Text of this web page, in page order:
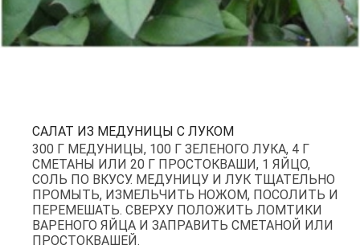
САЛАТ ИЗ МЕДУНИЦЫ С ЛУКОМ
300 Г МЕДУНИЦЫ, 100 Г ЗЕЛЕНОГО ЛУКА, 4 Г
СМЕТАНЫ ИЛИ 20 Г ПРОСТОКВАШИ, 1 ЯЙЦО,
СОЛЬ ПО ВКУСУ. МЕДУНИЦУ И ЛУК ТЩАТЕЛЬНО
ПРОМЫТЬ, ИЗМЕЛЬЧИТЬ НОЖОМ, ПОСОЛИТЬ И
ПЕРЕМЕШАТЬ. СВЕРХУ ПОЛОЖИТЬ ЛОМТИКИ
ВАРЕНОГО ЯЙЦА И ЗАПРАВИТЬ СМЕТАНОЙ ИЛИ
ПРОСТОКВАШЕЙ.